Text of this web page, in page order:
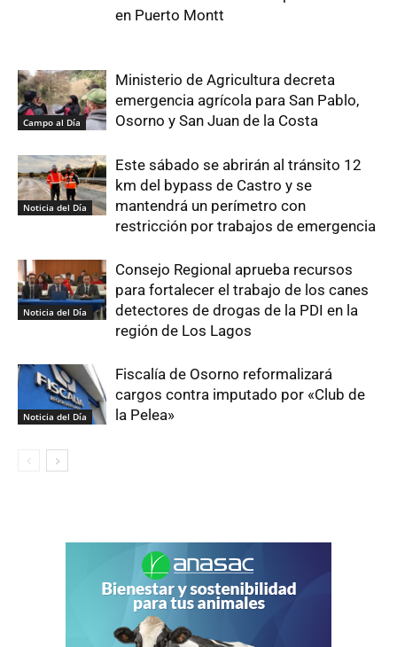
en Puerto Montt
Campo al Día
Ministerio de Agricultura decreta
emergencia agrícola para San Pablo,
Osorno y San Juan de la Costa
Noticia del Día
Este sábado se abrirán al tránsito 12
km del bypass de Castro y se
mantendrá un perímetro con
restricción por trabajos de emergencia
Noticia del Día
Consejo Regional aprueba recursos
para fortalecer el trabajo de los canes
detectores de drogas de la PDI en la
región de Los Lagos
Noticia del Día
Fiscalía de Osorno reformalizará
cargos contra imputado por «Club de
la Pelea»